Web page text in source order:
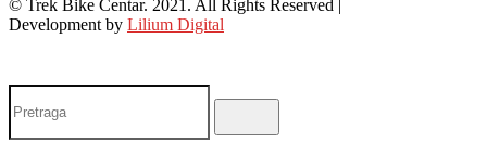
© Trek Bike Centar. 2021. All Rights Reserved |
Development by Lilium Digital